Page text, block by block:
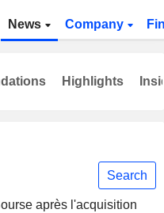
News Company
Search
après l'acquisition
Highlights